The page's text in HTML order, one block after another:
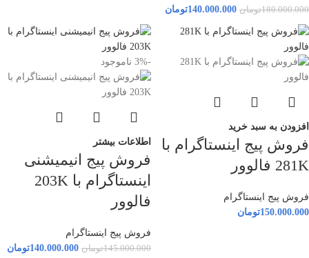
180.000.000تومان 140.000.000تومان
افزودن به سبد خرید
فروش پیج اینستاگرام با
281K فالوور
فروش پیج اینستاگرام
150.000.000تومان
-3% ناموجود
اطلاعات بیشتر
فروش پیج انیمیشنی
اینستاگرام با 203K
فالوور
فروش پیج اینستاگرام
145.000.000تومان 140.000.000تومان